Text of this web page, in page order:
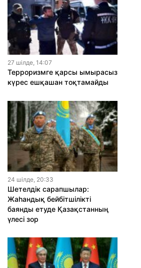
27 шiлде, 14:07
Терроризмге қарсы ымырасыз
күрес ешқашан тоқтамайды
24 шiлде, 20:33
Шетелдік сарапшылар:
Жаһандық бейбітшілікті
баянды етуде Қазақстанның
үлесі зор